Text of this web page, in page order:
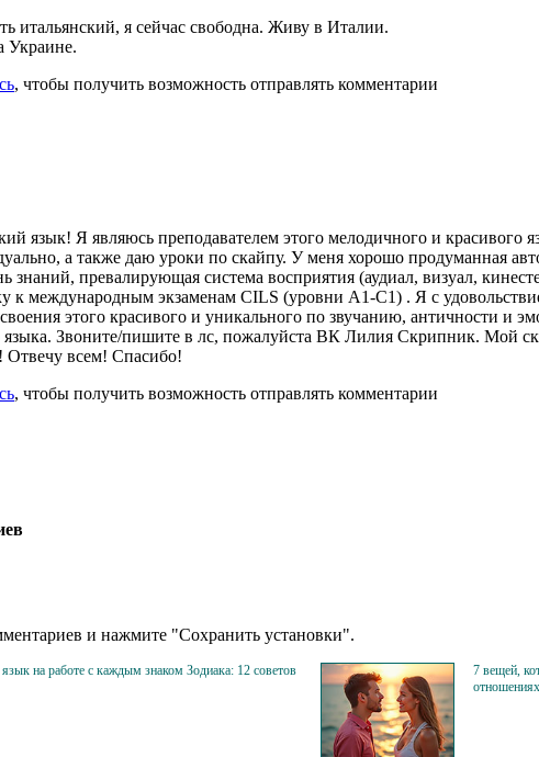
итальянский, я сейчас свободна. Живу в Италии.
Украине.
, чтобы получить возможность отправлять комментарии
язык! Я являюсь преподавателем этого мелодичного и
а также даю уроки по скайпу. У меня хорошо продуманная
знаний, превалирующая система восприятия (аудиал, визуал,
к международным экзаменам СILS (уровни A1-C1) . Я с
этого красивого и уникального по звучанию, античности и
языка. Звоните/пишите в лс, пожалуйста ВК Лилия Скрипник. Мой
Отвечу всем! Спасибо!
, чтобы получить возможность отправлять комментарии
и нажмите "Сохранить установки".
на работе с каждым знаком Зодиака: 12 советов
7 вещей,
отношениях